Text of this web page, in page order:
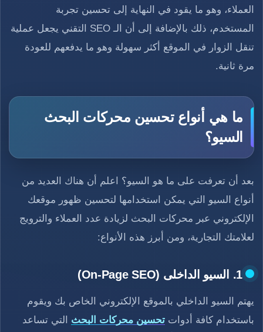
العملاء، وهو ما يقود في النهاية إلى تحسين تجربة
المستخدم، ذلك بالإضافة إلى أن الـ SEO التقني يجعل عملية
تنقل الزوار في الموقع أكثر سهولة وهو ما يدفعهم للعودة
مرة ثانية.
ما هي أنواع تحسين محركات البحث
السيو؟
بعد أن تعرفت على ما هو السيو؟ اعلم أن هناك العديد من
أنواع السيو التي يمكن استخدامها لتحسين ظهور موقعك
الإلكتروني عبر محركات البحث لزيادة عدد العملاء والترويج
لعلامتك التجارية، ومن أبرز هذه الأنواع:
1. السيو الداخلى (On-Page SEO)
يهتم السيو الداخلي بالموقع الإلكتروني الخاص بك ويقوم
باستخدام كافة أدوات تحسين محركات البحث التي تساعد